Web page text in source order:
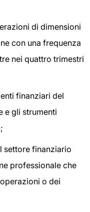
di dimensioni
con una frequenza
nei quattro trimestri
finanziari del
e gli strumenti
settore finanziario
professionale che
o dei